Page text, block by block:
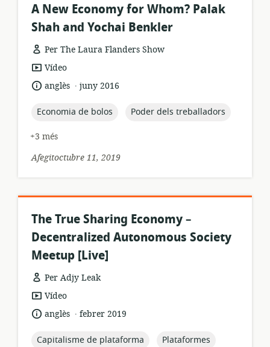
A New Economy for Whom? Palak
Shah and Yochai Benkler
Per The Laura Flanders Show
format
recursos:
Vídeo
idioma:
anglès .
data
publicació:
juny 2016
topic:
Economia de bolos topic:
Poder dels treballadors
+3 més
Afegitoctubre 11, 2019
The True Sharing Economy –
Decentralized Autonomous Society
Meetup [Live]
Per Adjy Leak
format
recursos:
Vídeo
idioma:
anglès .
data
publicació:
febrer 2019
topic:
Capitalisme de plataforma topic:
Plataformes